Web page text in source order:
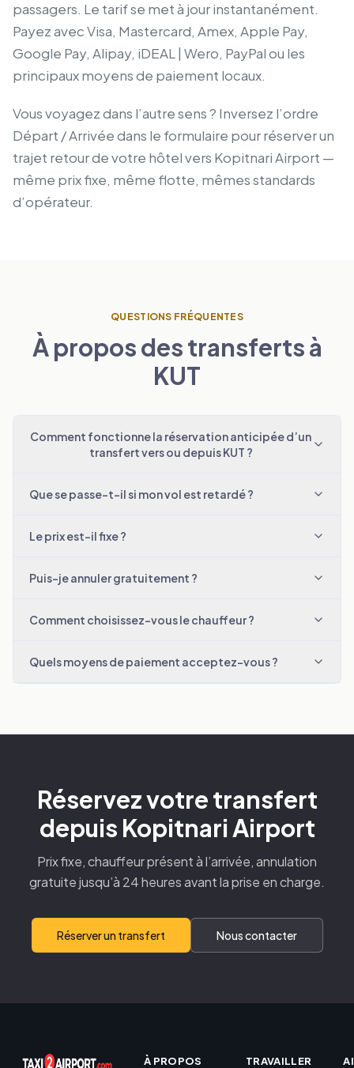
passagers. Le tarif se met à jour instantanément.
Payez avec Visa, Mastercard, Amex, Apple Pay,
Google Pay, Alipay, iDEAL | Wero, PayPal ou les
principaux moyens de paiement locaux.
Vous voyagez dans l’autre sens ? Inversez l’ordre
Départ / Arrivée dans le formulaire pour réserver un
trajet retour de votre hôtel vers Kopitnari Airport —
même prix fixe, même flotte, mêmes standards
d’opérateur.
QUESTIONS FRÉQUENTES
À propos des transferts à
KUT
Comment fonctionne la réservation anticipée d’un
transfert vers ou depuis KUT ?
Que se passe-t-il si mon vol est retardé ?
Le prix est-il fixe ?
Puis-je annuler gratuitement ?
Comment choisissez-vous le chauffeur ?
Quels moyens de paiement acceptez-vous ?
Réservez votre transfert
depuis Kopitnari Airport
Prix fixe, chauffeur présent à l’arrivée, annulation
gratuite jusqu’à 24 heures avant la prise en charge.
Réserver un transfert Nous contacter
À PROPOS
TRAVAILLER